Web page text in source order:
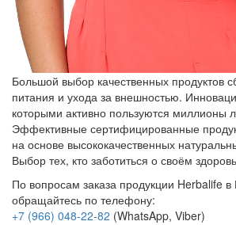
Большой выбор качественных продуктов
питания и ухода за внешностью.
которыми активно пользуются миллионы
Эффективные сертифицированные
на основе высококачественных
Выбор тех, кто заботиться о своём
По вопросам заказа продукции Herbalife
обращайтесь по телефону:
+7 (966) 048-22-82 (WhatsApp, Viber)